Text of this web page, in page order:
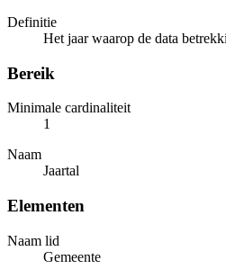
Definitie
Het jaar waarop de data
Bereik
Minimale cardinaliteit
1
Naam
Jaartal
Elementen
Naam lid
Gemeente